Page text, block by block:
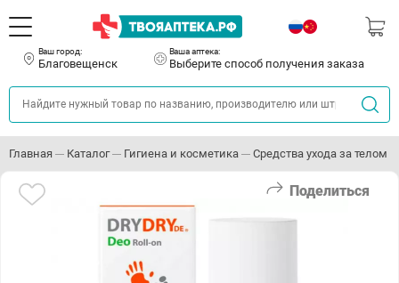
Ваш город:
Благовещенск
Ваша аптека:
Выберите способ получения заказа
Главная Каталог Гигиена и косметика Средства ухода за телом
Поделиться